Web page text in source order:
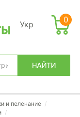
Укр
НАЙТИ
0
и пеленание /
/